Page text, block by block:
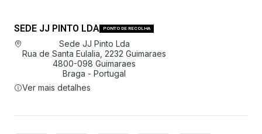
SEDE JJ PINTO LDA PONTO DE RECOLHA
Sede JJ Pinto Lda
Rua de Santa Eulalia, 2232 Guimaraes
4800-098 Guimaraes
Braga - Portugal
Ver mais detalhes